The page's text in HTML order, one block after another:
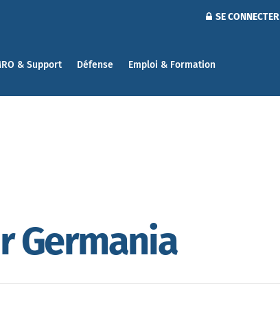
SE CONNECTER
& Support Défense Emploi & Formation
Germania